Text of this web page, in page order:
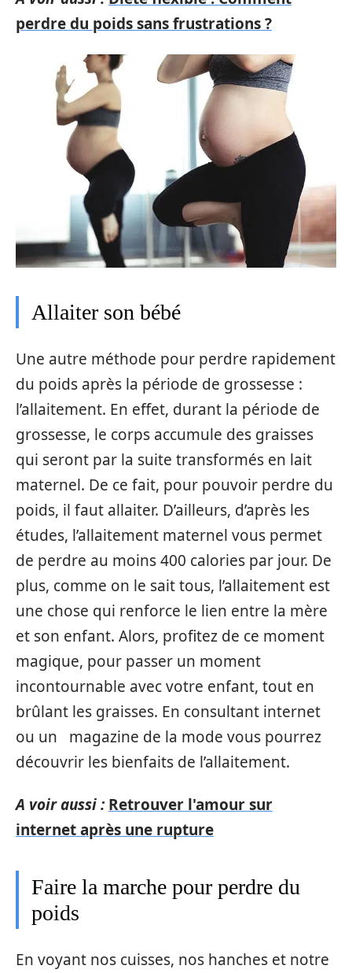
perdre du poids sans frustrations ?
Allaiter son bébé
Une autre méthode pour perdre rapidement
du poids après la période de grossesse :
l’allaitement. En effet, durant la période de
grossesse, le corps accumule des graisses
qui seront par la suite transformés en lait
maternel. De ce fait, pour pouvoir perdre du
poids, il faut allaiter. D’ailleurs, d’après les
études, l’allaitement maternel vous permet
de perdre au moins 400 calories par jour. De
plus, comme on le sait tous, l’allaitement est
une chose qui renforce le lien entre la mère
et son enfant. Alors, profitez de ce moment
magique, pour passer un moment
incontournable avec votre enfant, tout en
brûlant les graisses. En consultant internet
ou un magazine de la mode vous pourrez
découvrir les bienfaits de l’allaitement.
A voir aussi : Retrouver l'amour sur
internet après une rupture
Faire la marche pour perdre du
poids
En voyant nos cuisses, nos hanches et notre